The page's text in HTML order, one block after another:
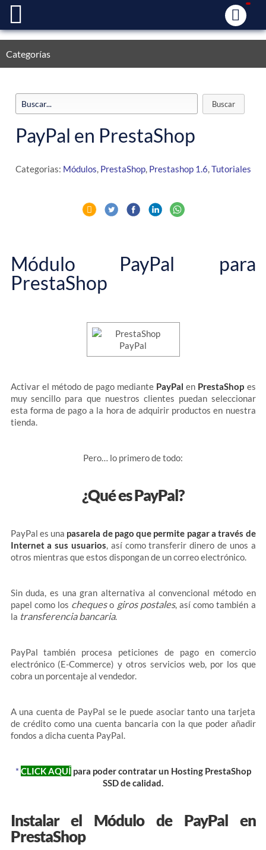
Categorías
PayPal en PrestaShop
Categorias: Módulos, PrestaShop, Prestashop 1.6,Tutoriales
Módulo PayPal para
PrestaShop
Activar el método de pago mediante PayPal en PrestaShop es
muy sencillo para que nuestros clientes puedan seleccionar
esta forma de pago a la hora de adquirir productos en nuestra
tienda.
Pero… lo primero de todo:
¿Qué es PayPal?
PayPal es una pasarela de pago que permite pagar a través de
Internet a sus usuarios, así como transferir dinero de unos a
otros mientras que estos dispongan de un correo electrónico.
Sin duda, es una gran alternativa al convencional método en
papel como los chequeso giros postales, así como también a
la transferencia bancaria.
PayPal también procesa peticiones de pago en comercio
electrónico (E-Commerce) y otros servicios web, por los que
cobra un porcentaje al vendedor.
A una cuenta de PayPal se le puede asociar tanto una tarjeta
de crédito como una cuenta bancaria con la que poder añadir
fondos a dicha cuenta PayPal.
* CLICK AQUÍ para poder contratar un Hosting PrestaShop
SSD de calidad.
Instalar el Módulo de PayPal en
PrestaShop